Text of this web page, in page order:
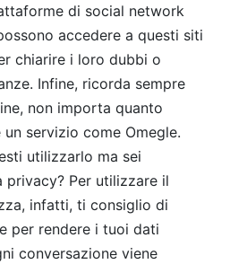
di social network
accedere a questi siti
chiarire i loro dubbi o
Infine, ricorda sempre
non importa quanto
servizio come Omegle.
utilizzarlo ma sei
Per utilizzare il
infatti, ti consiglio di
per rendere i tuoi dati
conversazione viene